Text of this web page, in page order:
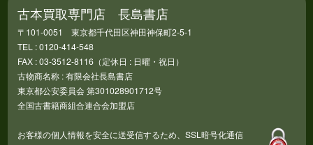
古本買取専門店 長島書店
〒101-0051 東京都千代田区神田神保町2-5-1
TEL : 0120-414-548
FAX : 03-3512-8116（定休日 : 日曜・祝日）
古物商名称 : 有限会社長島書店
東京都公安委員会 第301028901712号
全国古書籍商組合連合会加盟店
お客様の個人情報を安全に送受信するため、SSL暗号化通信